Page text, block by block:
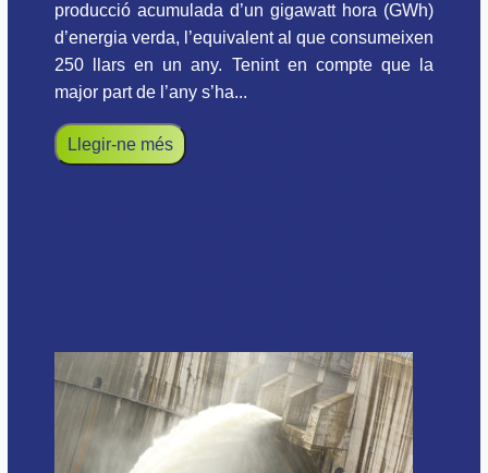
producció acumulada d’un gigawatt hora (GWh)
d’energia verda, l’equivalent al que consumeixen
250 llars en un any. Tenint en compte que la
major part de l’any s’ha...
Llegir-ne més